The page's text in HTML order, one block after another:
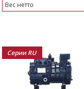
Вес нетто
Серии RU